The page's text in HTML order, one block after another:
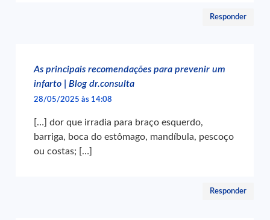
Responder
As principais recomendações para prevenir um
infarto | Blog dr.consulta
28/05/2025 às 14:08
[…] dor que irradia para braço esquerdo,
barriga, boca do estômago, mandíbula, pescoço
ou costas; […]
Responder